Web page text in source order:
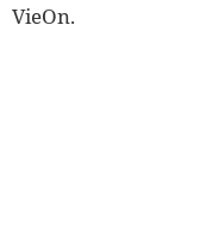
VieOn.